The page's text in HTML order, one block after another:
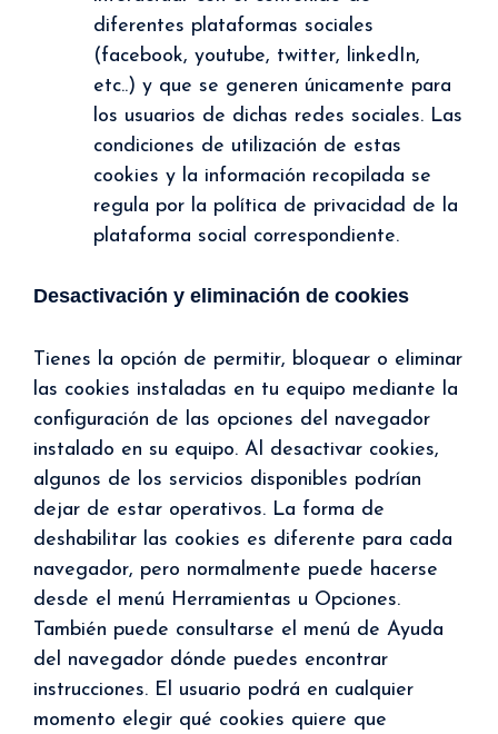
diferentes plataformas sociales
(facebook, youtube, twitter, linkedIn,
etc..) y que se generen únicamente para
los usuarios de dichas redes sociales. Las
condiciones de utilización de estas
cookies y la información recopilada se
regula por la política de privacidad de la
plataforma social correspondiente.
Desactivación y eliminación de cookies
Tienes la opción de permitir, bloquear o eliminar
las cookies instaladas en tu equipo mediante la
configuración de las opciones del navegador
instalado en su equipo. Al desactivar cookies,
algunos de los servicios disponibles podrían
dejar de estar operativos. La forma de
deshabilitar las cookies es diferente para cada
navegador, pero normalmente puede hacerse
desde el menú Herramientas u Opciones.
También puede consultarse el menú de Ayuda
del navegador dónde puedes encontrar
instrucciones. El usuario podrá en cualquier
momento elegir qué cookies quiere que